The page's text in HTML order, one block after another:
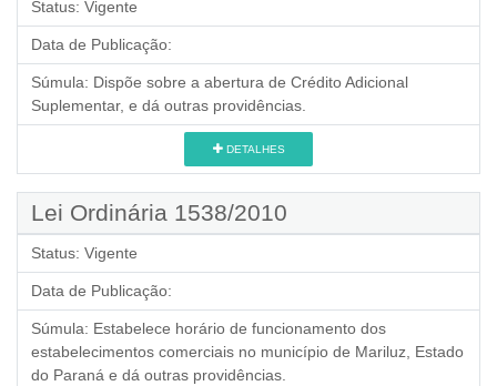
Status: Vigente
Data de Publicação:
Súmula: Dispõe sobre a abertura de Crédito Adicional
Suplementar, e dá outras providências.
DETALHES
Lei Ordinária 1538/2010
Status: Vigente
Data de Publicação:
Súmula: Estabelece horário de funcionamento dos
estabelecimentos comerciais no município de Mariluz, Estado
do Paraná e dá outras providências.